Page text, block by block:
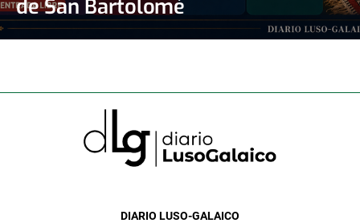
de San Bartolomé
DIARIO LUSO-GALAICO